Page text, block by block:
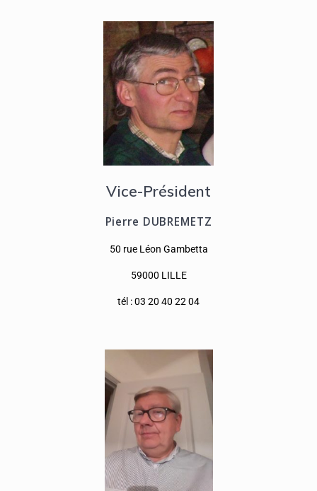
Vice-Président
Pierre DUBREMETZ
50 rue Léon Gambetta
59000 LILLE
tél : 03 20 40 22 04